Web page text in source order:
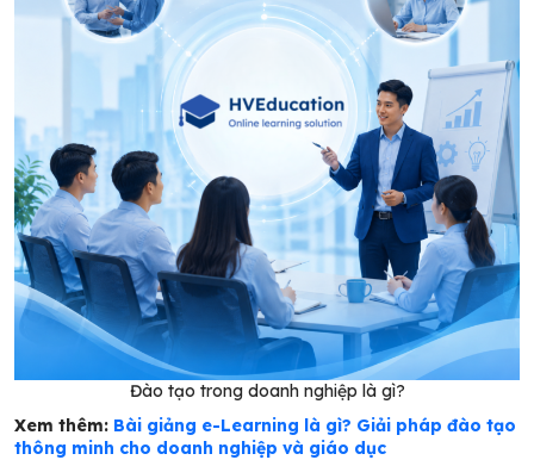
Đào tạo trong doanh nghiệp là gì?
Xem thêm: Bài giảng e-Learning là gì? Giải pháp đào tạo
thông minh cho doanh nghiệp và giáo dục